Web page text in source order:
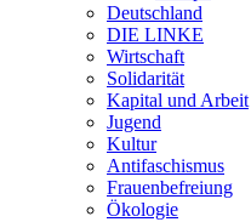
Deutschland
DIE LINKE
Wirtschaft
Solidarität
Kapital und Arbeit
Jugend
Kultur
Antifaschismus
Frauenbefreiung
Ökologie